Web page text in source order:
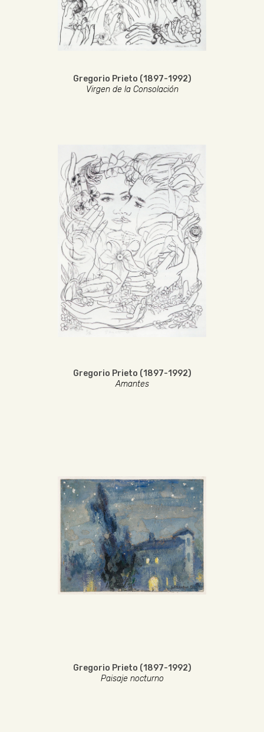
Gregorio Prieto (1897-1992)
Virgen de la Consolación
Gregorio Prieto (1897-1992)
Amantes
Gregorio Prieto (1897-1992)
Paisaje nocturno